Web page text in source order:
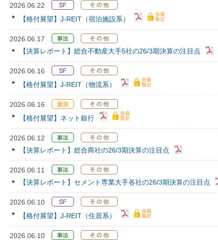
2026.06.22
【格付展望】J-REIT（宿泊施設系）
2026.06.17
【決算レポート】総合不動産大手5社の26/3期決算の注目点
2026.06.16
【格付展望】J-REIT（物流系）
2026.06.16
【格付展望】ネット銀行
2026.06.12
【決算レポート】総合商社の26/3期決算の注目点
2026.06.11
【決算レポート】セメント専業大手各社の26/3期決算の注目点
2026.06.10
【格付展望】J-REIT（住居系）
2026.06.10